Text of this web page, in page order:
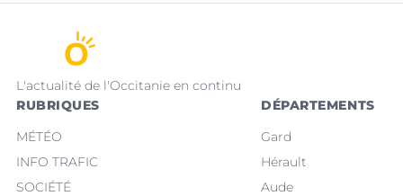
L'actualité de l'Occitanie en continu
RUBRIQUES
MÉTÉO
INFO TRAFIC
SOCIÉTÉ
DÉPARTEMENTS
Gard
Hérault
Aude